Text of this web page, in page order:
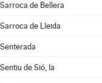
Sarroca de Bellera
Sarroca de Lleida
Senterada
Sentiu de Sió, la